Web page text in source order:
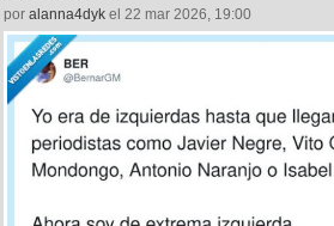
por alanna4dyk el 22 mar 2026, 19:00